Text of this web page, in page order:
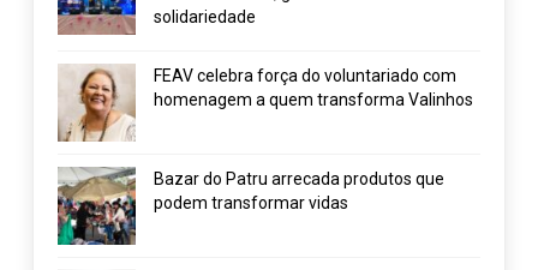
solidariedade
FEAV celebra força do voluntariado com
homenagem a quem transforma Valinhos
Bazar do Patru arrecada produtos que
podem transformar vidas